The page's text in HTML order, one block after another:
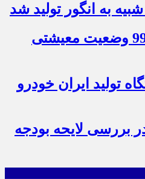
به انگور تولید شد
تصویب لایحه بودجه 99 وضعیت معیشتی
دستگاه تولید ایران خودرو
بررسی لایحه بودجه